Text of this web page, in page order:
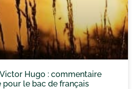
Hugo : commentaire
le bac de français